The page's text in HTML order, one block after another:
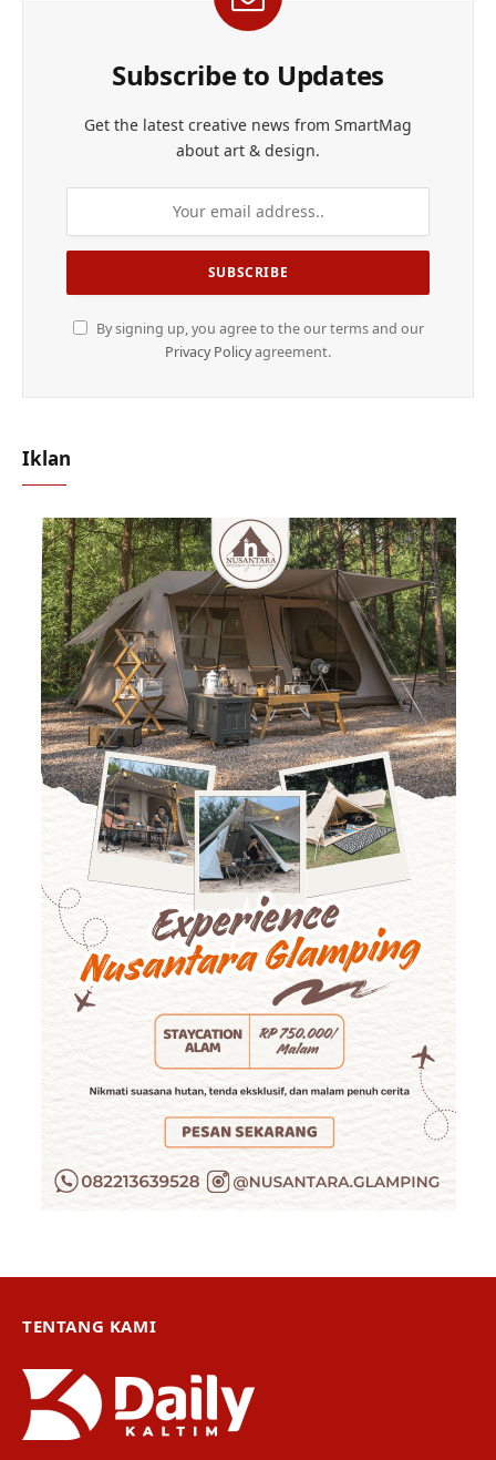
Subscribe to Updates
Get the latest creative news from SmartMag
about art & design.
By signing up, you agree to the our terms and our
Privacy Policyagreement.
Iklan
TENTANG KAMI